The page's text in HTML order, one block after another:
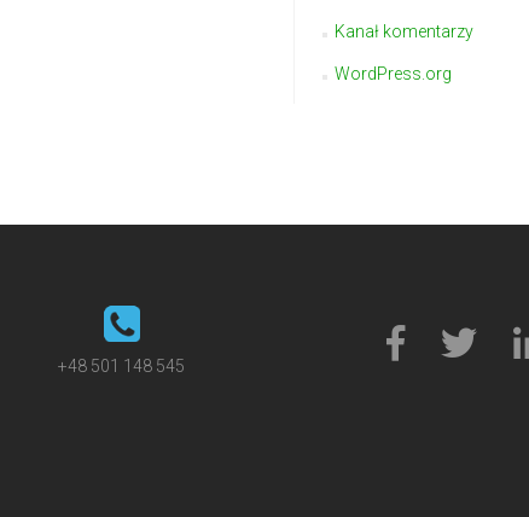
Kanał komentarzy
WordPress.org
+48 501 148 545
Link
do
Link
do
Link